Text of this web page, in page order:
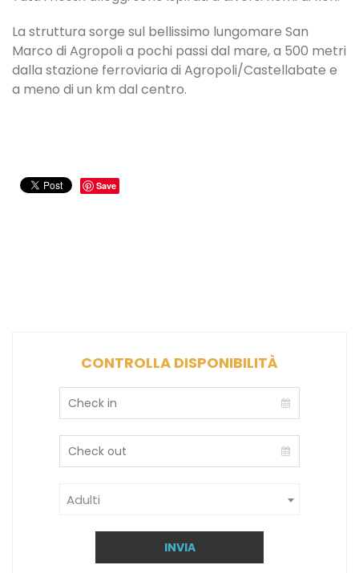
La struttura sorge sul bellissimo lungomare San
Marco di Agropoli a pochi passi dal mare, a 500 metri
dalla stazione ferroviaria di Agropoli/Castellabate e
a meno di un km dal centro.
Save
CONTROLLA DISPONIBILITÀ
Adulti
INVIA